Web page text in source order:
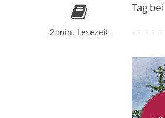
2 min. Lesezeit
Tag